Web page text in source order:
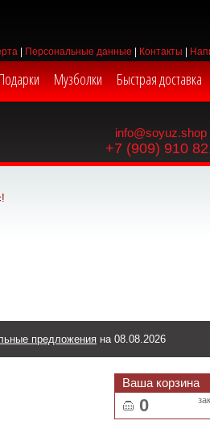
Персональные данные Контакты
Музболки Быстрая доставка
info@soyuz.shop
+7 (909) 910
предложения на 08.08.2026
Ваша корзина
0